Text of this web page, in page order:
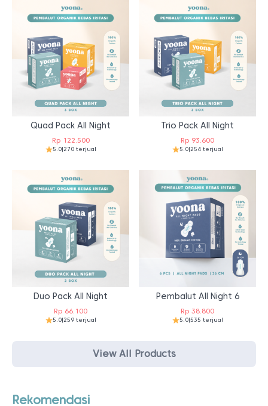
Quad Pack All Night
Rp122.500
5.0|270 terjual
Trio Pack All Night
Rp 93.600
5.0|254 terjual
Duo Pack All Night
Rp 66.100
5.0|259 terjual
Pembalut All Night 6
Rp 38.800
5.0|535 terjual
View All Products
Rekomendasi